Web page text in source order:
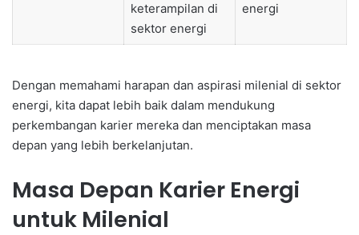
keterampilan di
sektor energi
energi
Dengan memahami harapan dan aspirasi milenial di sektor
energi, kita dapat lebih baik dalam mendukung
perkembangan karier mereka dan menciptakan masa
depan yang lebih berkelanjutan.
Masa Depan Karier Energi
untuk Milenial